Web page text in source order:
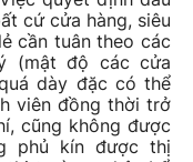
cứ cửa hàng, siêu
cần tuân theo các
(mật độ các cửa
dày đặc có thể
viên đồng thời trở
cũng không được
phủ kín được thị